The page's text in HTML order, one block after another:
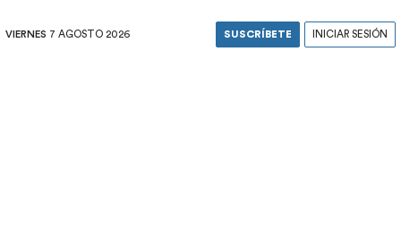
VIERNES 7 AGOSTO 2026 SUSCRÍBETE INICIAR SESIÓN